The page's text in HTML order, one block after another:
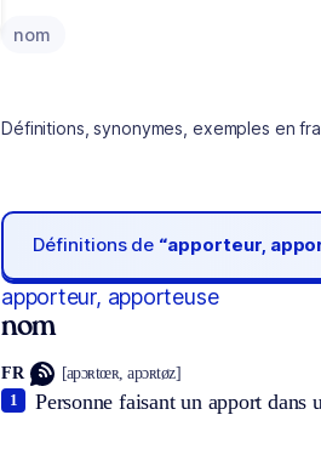
nom
Définitions, synonymes, exemples en
Définitions de “apporteur,
apporteur, apporteuse
nom
FR [apɔʀtœʀ, apɔʀtøz]
Personne faisant un apport dans
1